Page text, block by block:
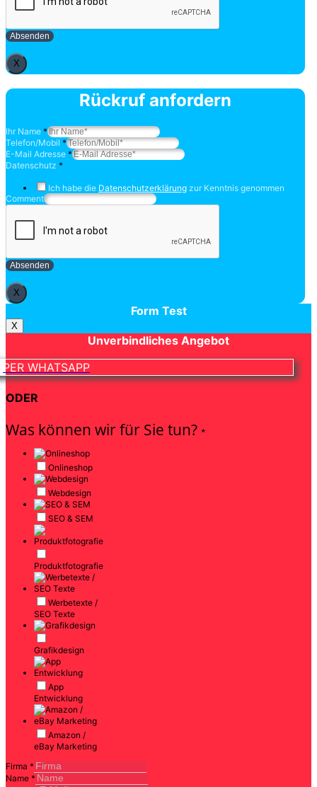
Absenden
X
Rückruf anfordern
Ihr Name *
Telefon/Mobil *
E-Mail Adresse *
Datenschutz *
Ich habe die Datenschutzerklärung zur Kenntnis genommen
Comment
Absenden
X
Form Test
X
Unverbindliches Angebot
PER WHATSAPP
ODER
Was können wir für Sie tun? *
Onlineshop
Webdesign
SEO & SEM
Produktfotografie
Werbetexte /
SEO Texte
Grafikdesign
App
Entwicklung
Amazon /
eBay Marketing
Firma *
Name *